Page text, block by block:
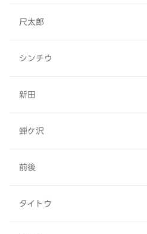
尺太郎
シンチウ
新田
蝉ケ沢
前後
タイトウ